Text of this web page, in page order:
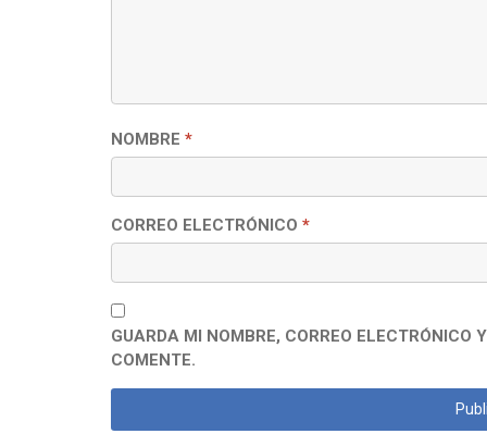
NOMBRE *
CORREO ELECTRÓNICO *
GUARDA MI NOMBRE, CORREO ELECTRÓNICO
COMENTE.